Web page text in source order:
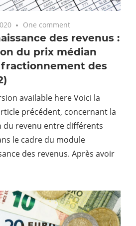
One comment
des revenus :
du prix médian
des
available here Voici la
précédent, concernant la
revenu entre différents
le cadre du module
des revenus. Après avoir